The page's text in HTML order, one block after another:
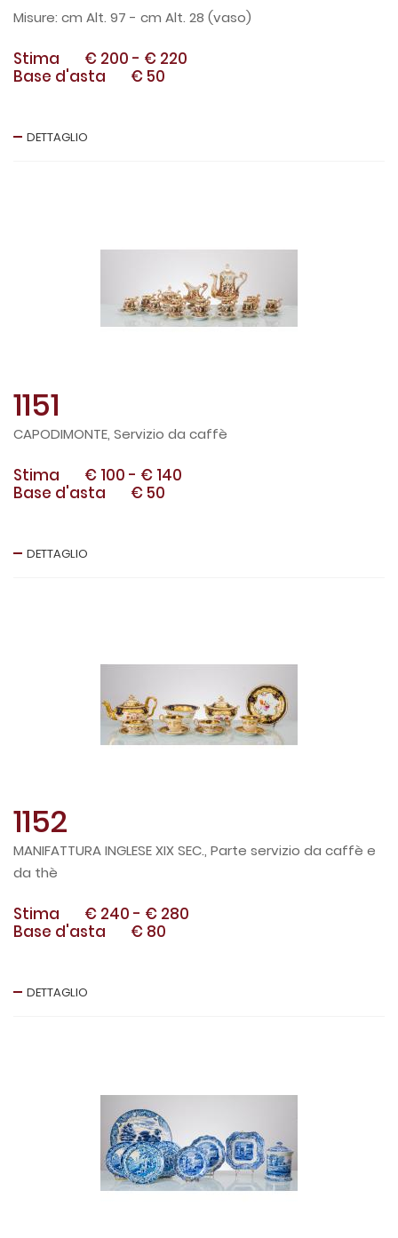
cm Alt. 97 - cm Alt. 28 (vaso)
Stima € 200 - € 220
Base d'asta
€ 50
DETTAGLIO
1151
CAPODIMONTE, Servizio da caffè
Stima € 100 - € 140
Base d'asta
€ 50
DETTAGLIO
1152
MANIFATTURA INGLESE XIX SEC., Parte servizio da caffè e
da thè
Stima € 240 - € 280
Base d'asta
€ 80
DETTAGLIO